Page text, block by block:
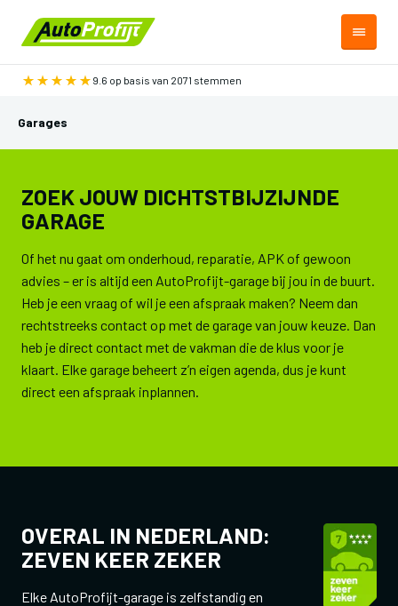
9.6 op basis van 2071 stemmen
Garages
ZOEK JOUW DICHTSTBIJZIJNDE
GARAGE
Of het nu gaat om onderhoud, reparatie, APK of gewoon
advies – er is altijd een AutoProfijt-garage bij jou in de buurt.
Heb je een vraag of wil je een afspraak maken? Neem dan
rechtstreeks contact op met de garage van jouw keuze. Dan
heb je direct contact met de vakman die de klus voor je
klaart. Elke garage beheert z’n eigen agenda, dus je kunt
direct een afspraak inplannen.
OVERAL IN NEDERLAND:
ZEVEN KEER ZEKER
Elke AutoProfijt-garage is zelfstandig en